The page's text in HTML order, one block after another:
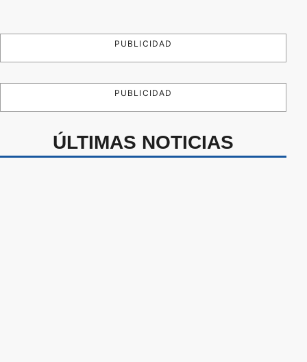
PUBLICIDAD
PUBLICIDAD
ÚLTIMAS NOTICIAS